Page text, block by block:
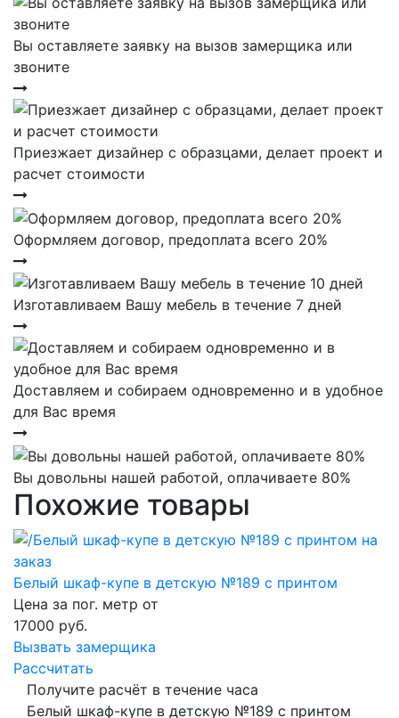
Вы оставляете заявку на вызов замерщика или
звоните
Приезжает дизайнер с образцами, делает проект и
расчет стоимости
Оформляем договор, предоплата всего 20%
Изготавливаем Вашу мебель в течение 7 дней
Доставляем и собираем одновременно и в удобное
для Вас время
Вы довольны нашей работой, оплачиваете 80%
Похожие товары
Белый шкаф-купе в детскую №189 с принтом
Цена за пог. метр от
17000 руб.
Вызвать замерщика
Рассчитать
Получите расчёт в течение часа
Белый шкаф-купе в детскую №189 с принтом